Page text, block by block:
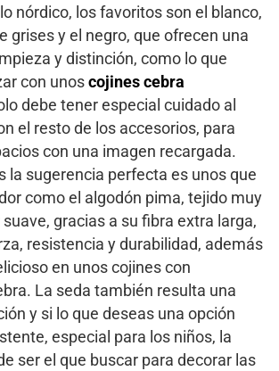
nórdico, los favoritos son el blanco,
grises y el negro, que ofrecen una
y distinción, como lo que
con unoscojines cebra
debe tener especial cuidado al
el resto de los accesorios, para
con una imagen recargada.
la sugerencia perfecta es unos que
como el algodón pima, tejido muy
gracias a su fibra extra larga,
resistencia y durabilidad, además
en unos cojines con
La seda también resulta una
y si lo que deseas una opción
especial para los niños, la
ser el que buscar para decorar las